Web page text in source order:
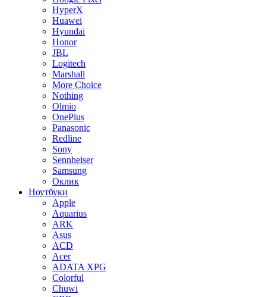
HyperX
Huawei
Hyundai
Honor
JBL
Logitech
Marshall
More Choice
Nothing
Olmio
OnePlus
Panasonic
Redline
Sony
Sennheiser
Samsung
Оклик
Ноутбуки
Apple
Aquarius
ARK
Asus
ACD
Acer
ADATA XPG
Colorful
Chuwi